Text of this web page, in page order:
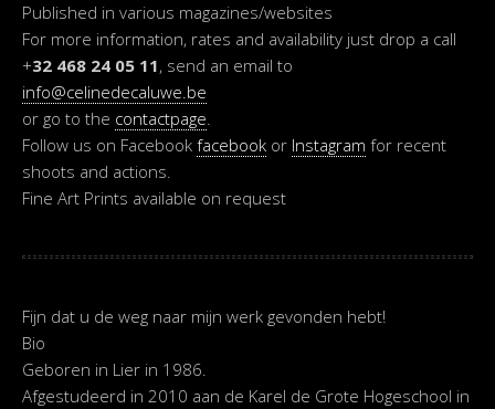
Published in various magazines/websites
For more information, rates and availability just drop a call
+32 468 24 05 11, send an email to
info@celinedecaluwe.be
or go to the contactpage.
Follow us on Facebook facebook or Instagram for recent
shoots and actions.
Fine Art Prints available on request
Fijn dat u de weg naar mijn werk gevonden hebt!
Bio
Geboren in Lier in 1986.
Afgestudeerd in 2010 aan de Karel de Grote Hogeschool in